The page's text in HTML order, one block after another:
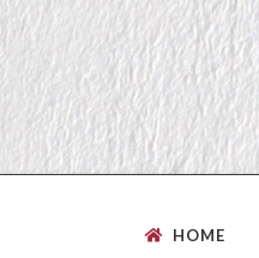
HOME